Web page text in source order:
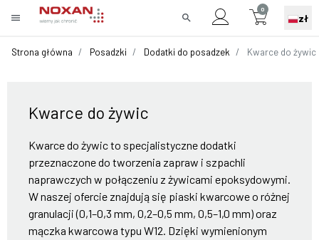
menu search
0
zł
Strona główna Posadzki Dodatki do posadzek Kwarce do żywic
Kwarce do żywic
Kwarce do żywic to specjalistyczne dodatki
przeznaczone do tworzenia zapraw i szpachli
naprawczych w połączeniu z żywicami epoksydowymi.
W naszej ofercie znajdują się piaski kwarcowe o różnej
granulacji (0,1–0,3 mm, 0,2–0,5 mm, 0,5–1,0 mm) oraz
mączka kwarcowa typu W12. Dzięki wymienionym